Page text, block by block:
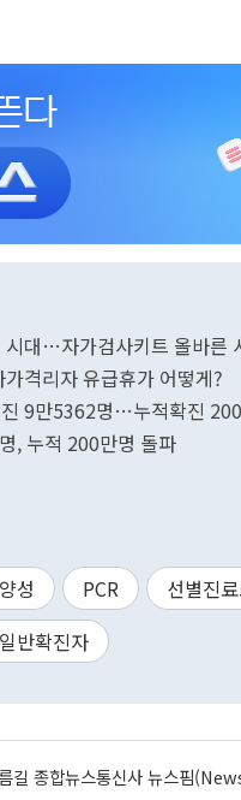
대…자가검사키트 올바른
격리자 유급휴가 어떻게?
9만5362명…누적확진
, 누적 200만명 돌파
양성 PCR 선별진
일반확진자
길 종합뉴스통신사 뉴스핌